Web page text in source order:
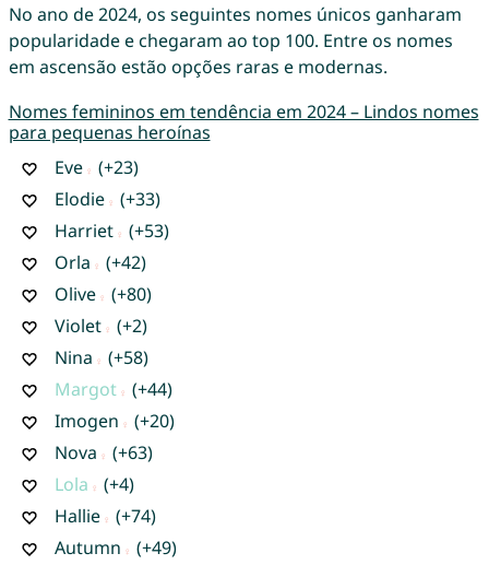
No ano de 2024, os seguintes nomes únicos ganharam
popularidade e chegaram ao top 100. Entre os nomes
em ascensão estão opções raras e modernas.
Nomes femininos em tendência em 2024 – Lindos nomes
para pequenas heroínas
Eve
(+23)
Elodie
(+33)
Harriet
(+53)
Orla
(+42)
Olive
(+80)
Violet
(+2)
Nina
(+58)
Margot
(+44)
Imogen
(+20)
Nova
(+63)
Lola
(+4)
Hallie
(+74)
Autumn
(+49)